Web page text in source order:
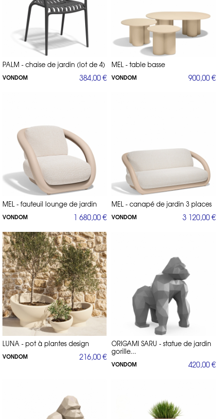
PALM - chaise de jardin (lot de 4)
VONDOM 384,00 €
MEL - table basse
VONDOM 900,00 €
MEL - fauteuil lounge de jardin
VONDOM 1 680,00 €
MEL - canapé de jardin 3 places
VONDOM 3 120,00 €
LUNA - pot à plantes design
VONDOM 216,00 €
ORIGAMI SARU - statue de jardin
gorille...
VONDOM 420,00 €